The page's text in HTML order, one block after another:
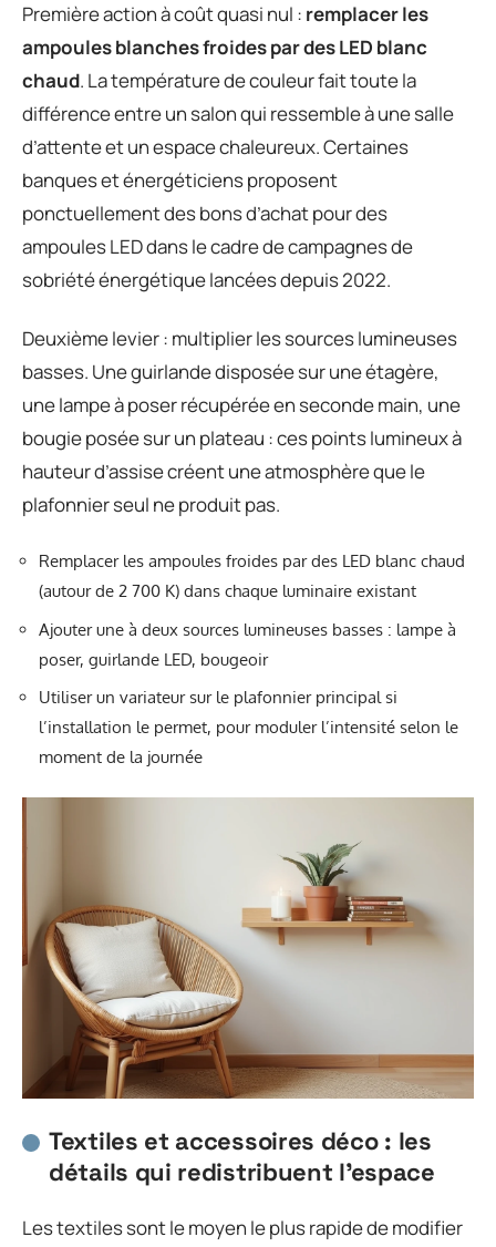
Première action à coût quasi nul : remplacer les
ampoules blanches froides par des LED blanc
chaud. La température de couleur fait toute la
différence entre un salon qui ressemble à une salle
d’attente et un espace chaleureux. Certaines
banques et énergéticiens proposent
ponctuellement des bons d’achat pour des
ampoules LED dans le cadre de campagnes de
sobriété énergétique lancées depuis 2022.
Deuxième levier : multiplier les sources lumineuses
basses. Une guirlande disposée sur une étagère,
une lampe à poser récupérée en seconde main, une
bougie posée sur un plateau : ces points lumineux à
hauteur d’assise créent une atmosphère que le
plafonnier seul ne produit pas.
Remplacer les ampoules froides par des LED blanc chaud
(autour de 2 700 K) dans chaque luminaire existant
Ajouter une à deux sources lumineuses basses : lampe à
poser, guirlande LED, bougeoir
Utiliser un variateur sur le plafonnier principal si
l’installation le permet, pour moduler l’intensité selon le
moment de la journée
Textiles et accessoires déco : les
détails qui redistribuent l’espace
Les textiles sont le moyen le plus rapide de modifier